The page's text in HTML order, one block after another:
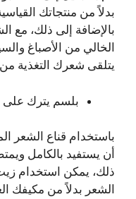
بدلاً من منتجاتك
بالإضافة إلى ذلك، مع
الخالي من الأصباغ
يتلقى شعرك التغذية
بلسم يترك على
باستخدام قناع الشعر
أن يستفيد بالكامل
ذلك، يمكن استخدام
الشعر بدلاً من مكيفك